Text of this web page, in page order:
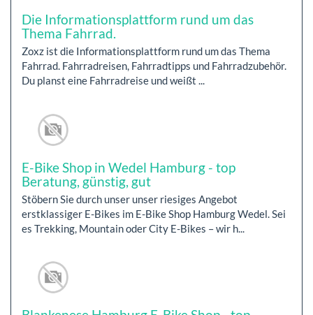
Die Informationsplattform rund um das
Thema Fahrrad.
Zoxz ist die Informationsplattform rund um das Thema
Fahrrad. Fahrradreisen, Fahrradtipps und Fahrradzubehör.
Du planst eine Fahrradreise und weißt ...
E-Bike Shop in Wedel Hamburg - top
Beratung, günstig, gut
Stöbern Sie durch unser unser riesiges Angebot
erstklassiger E-Bikes im E-Bike Shop Hamburg Wedel. Sei
es Trekking, Mountain oder City E-Bikes – wir h...